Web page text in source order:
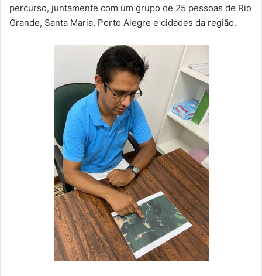
percurso, juntamente com um grupo de 25 pessoas de Rio
Grande, Santa Maria, Porto Alegre e cidades da região.